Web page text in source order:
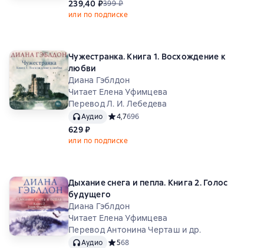
239,40 ₽399 ₽
или по подписке
Чужестранка. Книга 1. Восхождение к
любви
Диана Гэблдон
Читает Елена Уфимцева
Перевод Л. И. Лебедева
Аудио Средний рейтинг 4,7 на основе 696 оценок
4,7696
629 ₽
или по подписке
Дыхание снега и пепла. Книга 2. Голос
будущего
Диана Гэблдон
Читает Елена Уфимцева
Перевод Антонина Черташ и др.
Аудио Средний рейтинг 5 на основе 68 оценок
568